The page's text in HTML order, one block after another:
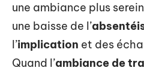
une ambiance plus
une baisse de l’
l’implication et des
Quand l’ambiance de